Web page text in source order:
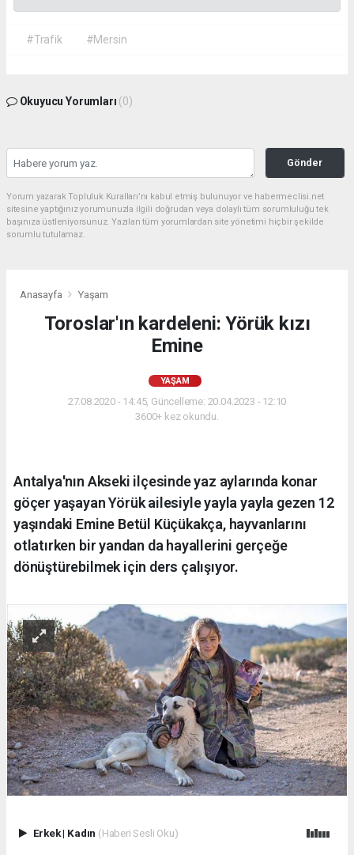
#Trafik #Mersin
Okuyucu Yorumları (0)
Gönder
Yorum yazarak Topluluk Kuralları’nı kabul etmiş bulunuyor ve habermeclisi.net
sitesine yaptığınız yorumunuzla ilgili doğrudan veya dolaylı tüm sorumluluğu tek
başınıza üstleniyorsunuz. Yazılan tüm yorumlardan site yönetimi hiçbir şekilde
sorumlu tutulamaz.
Anasayfa Yaşam
Toroslar'ın kardeleni: Yörük kızı
Emine
YAŞAM
27.08.2020 - 14:45, Güncelleme: 20.04.2023 - 12:10
3600+ kez okundu.
Antalya'nın Akseki ilçesinde yaz aylarında konar
göçer yaşayan Yörük ailesiyle yayla yayla gezen 12
yaşındaki Emine Betül Küçükakça, hayvanlarını
otlatırken bir yandan da hayallerini gerçeğe
dönüştürebilmek için ders çalışıyor.
Erkek| Kadın (Haberi Sesli Oku)